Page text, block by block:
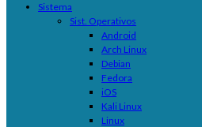
Sistema
Sist. Operativos
Android
Arch Linux
Debian
Fedora
iOS
Kali Linux
Linux